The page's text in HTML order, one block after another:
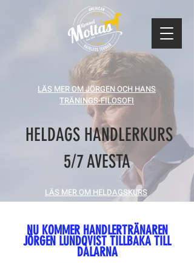
LÄS MER OM JÖRGEN OCH HANS
TRÄNINGS-FILOSOFI
HELDAGS HANDLERKURS
5/7 AVESTA
NU KOMMER HANDLERTRÄNAREN
JÖRGEN LUNDQVIST TILLBAKA TILL
DALARNA
LÄS MER OM HELDAGSKURS